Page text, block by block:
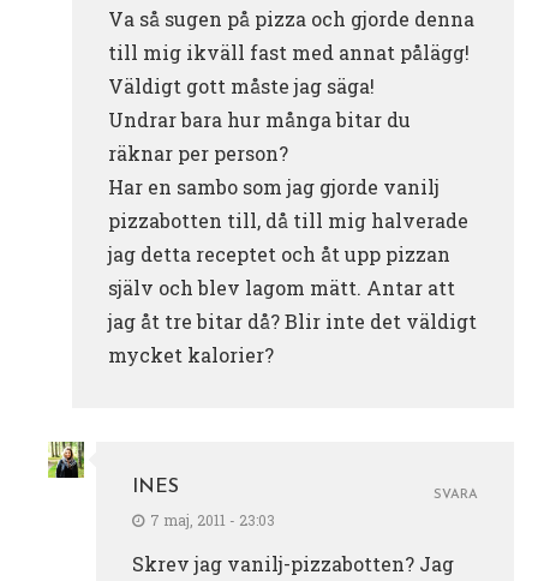
Va så sugen på pizza och gjorde denna
till mig ikväll fast med annat pålägg!
Väldigt gott måste jag säga!
Undrar bara hur många bitar du
räknar per person?
Har en sambo som jag gjorde vanilj
pizzabotten till, då till mig halverade
jag detta receptet och åt upp pizzan
själv och blev lagom mätt. Antar att
jag åt tre bitar då? Blir inte det väldigt
mycket kalorier?
INES
7 maj, 2011 - 23:03
Skrev jag vanilj-pizzabotten? Jag
SVARA